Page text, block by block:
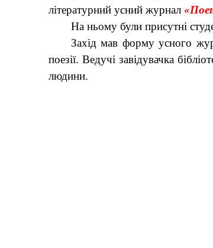
літературний усний журнал
На ньому були присутні
Захід мав форму усного
поезії. Ведучі завідувачка
людини.